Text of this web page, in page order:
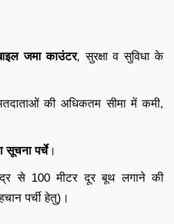
जमा काउंटर, सुरक्षा व सुविधा के
की अधिकतम सीमा में कमी,
सूचना पर्चे।
से 100 मीटर दूर बूथ लगाने की
पर्ची हेतु)।